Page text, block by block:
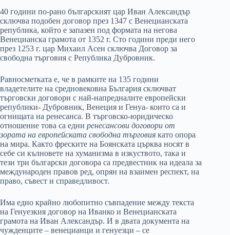
40 години по-рано българският цар Иван Александър
сключва подобен договор през 1347 с Венецианската
република, който е запазен под формата на негова
Венецианска грамота от 1352 г. Сто години преди него
през 1253 г. цар Михаил Асен сключва Договор за
свободна търговия с Република Дубровник.
Равносметката е, че в рамките на 135 години
владетелите на средновековна България сключват
търговски договори с най-напредналите европейски
републики- Дубровник, Венеция и Генуа- които са и
огнищата на ренесанса. В търговско-юридическо
отношение това са едни ренесансови договори от
зората на европейската свободна търговия като опора
на мира. Както фреските на Боянската църква носят в
себе си кълновете на хуманизма в изкуството, така и
тези три български договора са предвестник на идеала за
международен правов ред, опрян на взаимен респект, на
право, съвест и справедливост.
Има едно крайно любопитно съвпадение между текста
на Генуезкия договор на Иванко и Венецианската
грамота на Иван Александър. И в двата документа на
чужденците – венецианци и генуезци – се